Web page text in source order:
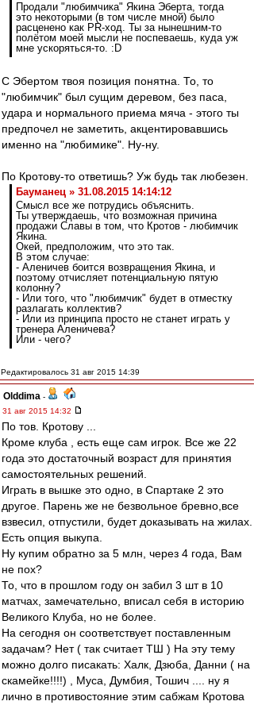
Продали "любимчика" Якина Эберта, тогда
это некоторыми (в том числе мной) было
расценено как PR-ход. Ты за нынешним-то
полётом моей мысли не поспеваешь, куда уж
мне ускоряться-то. :D
С Эбертом твоя позиция понятна. То, то
"любимчик" был сущим деревом, без паса,
удара и нормального приема мяча - этого ты
предпочел не заметить, акцентировавшись
именно на "любимике". Ну-ну.
По Кротову-то ответишь? Уж будь так любезен.
Бауманец » 31.08.2015 14:14:12
Смысл все же потрудись объяснить.
Ты утверждаешь, что возможная причина
продажи Славы в том, что Кротов - любимчик
Якина.
Окей, предположим, что это так.
В этом случае:
- Аленичев боится возвращения Якина, и
поэтому отчисляет потенциальную пятую
колонну?
- Или того, что "любимчик" будет в отместку
разлагать коллектив?
- Или из принципа просто не станет играть у
тренера Аленичева?
Или - чего?
Редактировалось 31 авг 2015 14:39
Olddima -
31 авг 2015 14:32
По тов. Кротову ...
Кроме клуба , есть еще сам игрок. Все же 22
года это достаточный возраст для принятия
самостоятельных решений.
Играть в вышке это одно, в Спартаке 2 это
другое. Парень же не безвольное бревно,все
взвесил, отпустили, будет доказывать на жилах.
Есть опция выкупа.
Ну купим обратно за 5 млн, через 4 года, Вам
не пох?
То, что в прошлом году он забил 3 шт в 10
матчах, замечательно, вписал себя в историю
Великого Клуба, но не более.
На сегодня он соответствует поставленным
задачам? Нет ( так считает ТШ ) На эту тему
можно долго писакать: Халк, Дзюба, Данни ( на
скамейке!!!!) , Муса, Думбия, Тошич .... ну я
лично в противостояние этим сабжам Кротова